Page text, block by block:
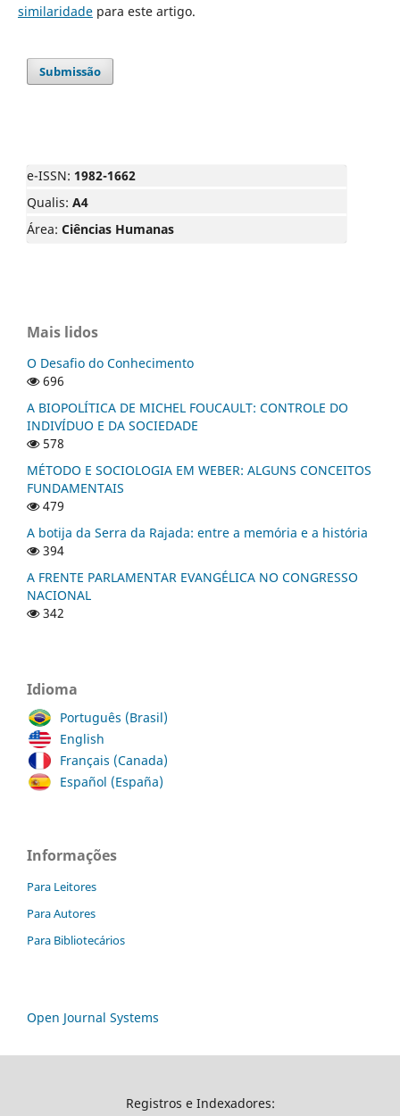
similaridadepara este artigo.
Submissão
e-ISSN: 1982-1662
Qualis: A4
Área: Ciências Humanas
Mais lidos
O Desafio do Conhecimento
696
A BIOPOLÍTICA DE MICHEL FOUCAULT: CONTROLE DO
INDIVÍDUO E DA SOCIEDADE
578
MÉTODO E SOCIOLOGIA EM WEBER: ALGUNS CONCEITOS
FUNDAMENTAIS
479
A botija da Serra da Rajada: entre a memória e a história
394
A FRENTE PARLAMENTAR EVANGÉLICA NO CONGRESSO
NACIONAL
342
Idioma
Português (Brasil)
English
Français (Canada)
Español (España)
Informações
Para Leitores
Para Autores
Para Bibliotecários
Open Journal Systems
Registros e Indexadores: